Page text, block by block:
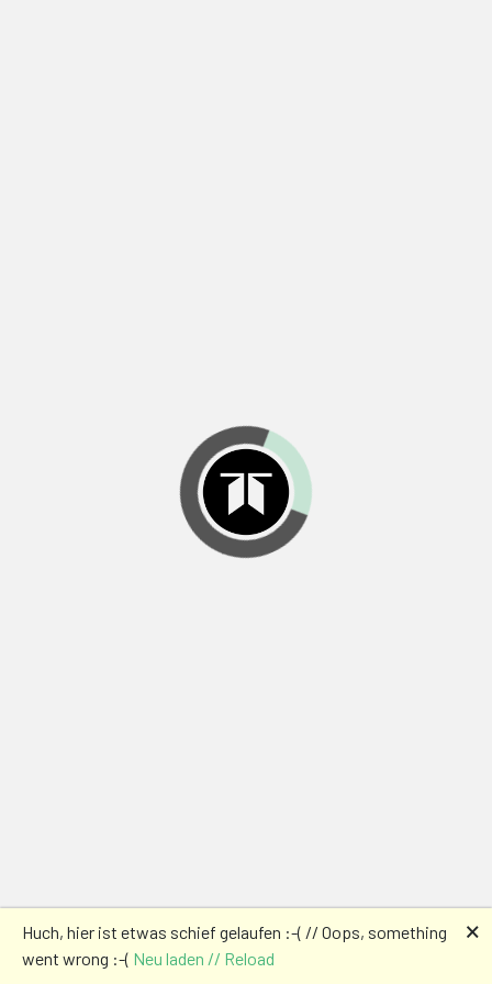
Huch, hier ist etwas schief gelaufen :-( // Oops, something
went wrong :-( Neu laden // Reload
🗙